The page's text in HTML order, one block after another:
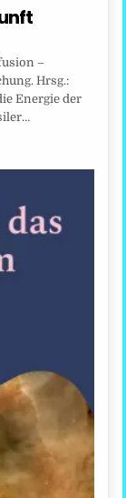
–
Hrsg.:
Energie der